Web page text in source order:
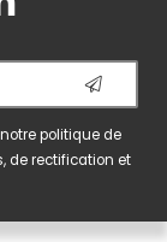
politique de
de rectification et